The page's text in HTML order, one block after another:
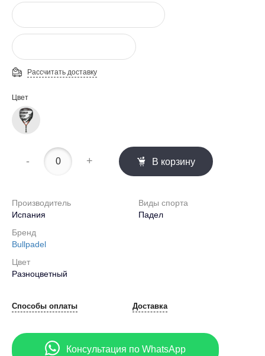
Рассчитать доставку
Цвет
- + В корзину
Производитель
Испания
Виды спорта
Падел
Бренд
Bullpadel
Цвет
Разноцветный
Способы оплаты Доставка
Консультация по WhatsApp